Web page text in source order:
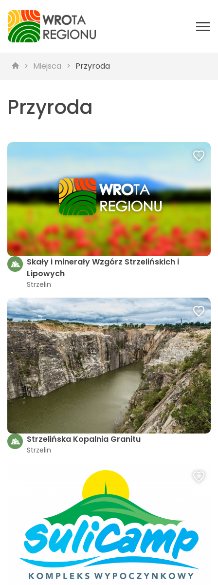
Miejsca Przyroda
Przyroda
Skały i minerały Wzgórz Strzelińskich i
Lipowych
Strzelin
Strzelińska Kopalnia Granitu
Strzelin